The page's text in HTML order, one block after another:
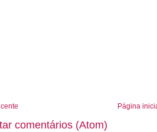
Página
comentários (Atom)